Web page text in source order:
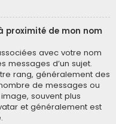
proximité de mon nom
avec votre nom
messages d’un sujet.
rang, généralement des
de messages ou
souvent plus
et généralement est